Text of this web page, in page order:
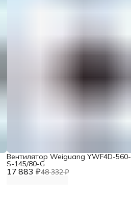
17 883 ₽48 332 ₽
Вентилятор Weiguang YWF4D-560-
S-145/80-G